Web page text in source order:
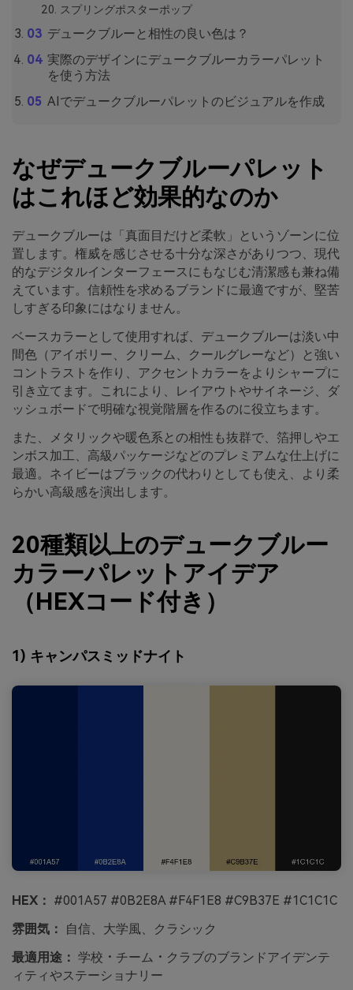
スプリングポスターポップ
デュークブルーと相性の良い色は？
実際のデザインにデュークブルーカラーパレット
を使う方法
AIでデュークブルーパレットのビジュアルを作成
なぜデュークブルーパレット
はこれほど効果的なのか
デュークブルーは「真面目だけど柔軟」というゾーンに位
置します。権威を感じさせる十分な深さがありつつ、現代
的なデジタルインターフェースにもなじむ清潔感も兼ね備
えています。信頼性を求めるブランドに最適ですが、堅苦
しすぎる印象にはなりません。
ベースカラーとして使用すれば、デュークブルーは淡い中
間色（アイボリー、クリーム、クールグレーなど）と強い
コントラストを作り、アクセントカラーをよりシャープに
引き立てます。これにより、レイアウトやサイネージ、ダ
ッシュボードで明確な視覚階層を作るのに役立ちます。
また、メタリックや暖色系との相性も抜群で、箔押しやエ
ンボス加工、高級パッケージなどのプレミアムな仕上げに
最適。ネイビーはブラックの代わりとしても使え、より柔
らかい高級感を演出します。
20種類以上のデュークブルー
カラーパレットアイデア
（HEXコード付き）
1) キャンパスミッドナイト
HEX： #001A57 #0B2E8A #F4F1E8 #C9B37E #1C1C1C
雰囲気：
自信、大学風、クラシック
最適用途： 学校・チーム・クラブのブランドアイデンテ
ィティやステーショナリー